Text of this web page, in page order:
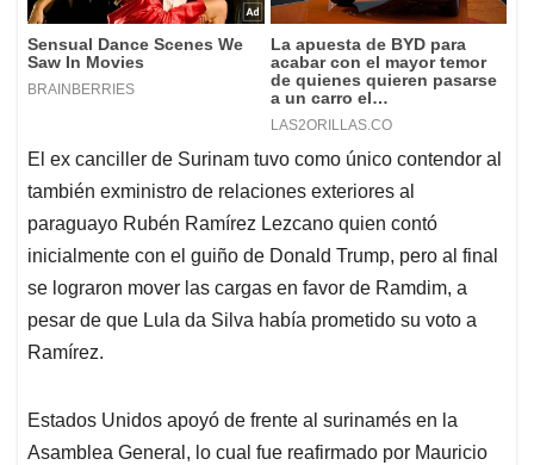
El ex canciller de Surinam tuvo como único contendor al
también exministro de relaciones exteriores al
paraguayo Rubén Ramírez Lezcano quien contó
inicialmente con el guiño de Donald Trump, pero al final
se lograron mover las cargas en favor de Ramdim, a
pesar de que Lula da Silva había prometido su voto a
Ramírez.
Estados Unidos apoyó de frente al surinamés en la
Asamblea General, lo cual fue reafirmado por Mauricio